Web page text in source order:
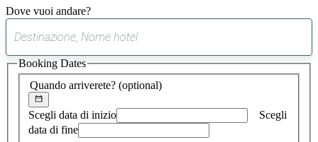
Dove vuoi andare?
suggerimento
trovato
Quando arriverete? (optional)
Scegli data di inizio
Scegli
data di fine
Booking Dates